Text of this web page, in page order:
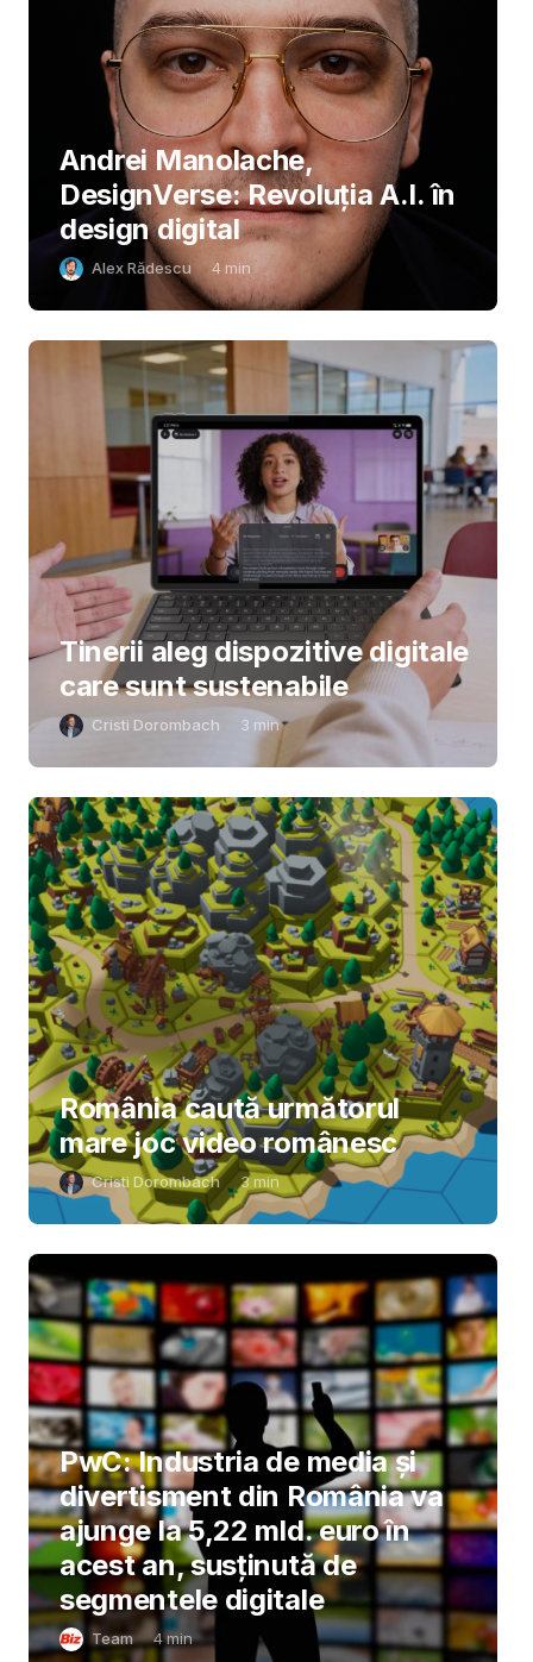
Andrei Manolache,
DesignVerse: Revoluția A.I. în
design digital
Alex Rădescu 4 min
Tinerii aleg dispozitive digitale
care sunt sustenabile
Cristi Dorombach 3 min
România caută următorul
mare joc video românesc
Cristi Dorombach 3min
PwC: Industria de media și
divertisment din România va
ajunge la 5,22 mld. euro în
acest an, susținută de
segmentele digitale
Team 4min